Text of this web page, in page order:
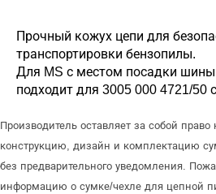
Прочный кожух цепи для
транспортировки бензопилы.
Для MS с местом посадки
подходит для 3005 000 4721/50
Производитель оставляет за собой
конструкцию, дизайн и комплектацию
без предварительного уведомления.
информацию о сумке/чехле для цепной